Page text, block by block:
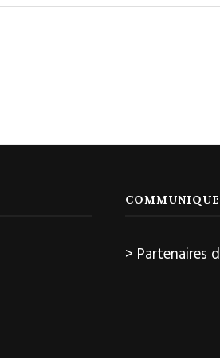
> Partenaires